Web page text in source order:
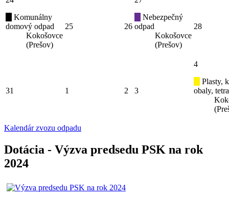
Komunálny
domový odpad
Kokošovce
(Prešov)
25 26
Nebezpečný
odpad
Kokošovce
(Prešov)
28
31 1 2 3
4
Plasty,
obaly,
Kalendár zvozu odpadu
Dotácia - Výzva predsedu PSK na rok
2024